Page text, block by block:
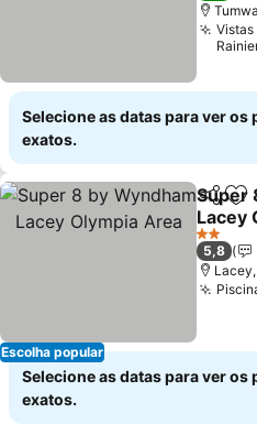
Selecione as datas para ver os
exatos.
Escolha popular
Super
Lacey
2 Estrelas
5,8
Selecione as datas para ver os
exatos.